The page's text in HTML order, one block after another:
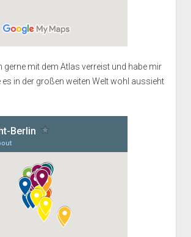
gerne mit dem Atlas verreist und habe mir
es in der großen weiten Welt wohl aussieht